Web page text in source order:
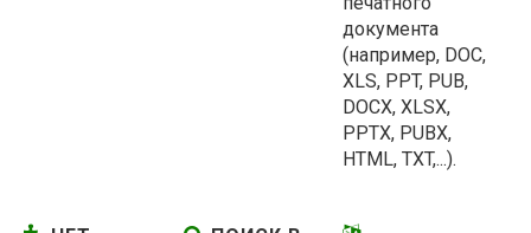
документа
(например, DOC,
XLS, PPT, PUB,
DOCX, XLSX,
PPTX, PUBX,
HTML, TXT,...).